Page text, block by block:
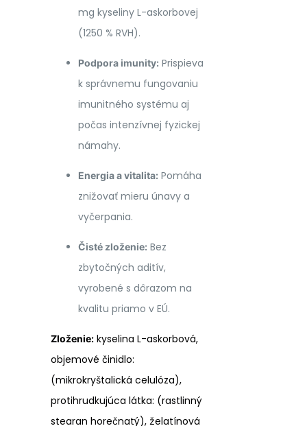
mg kyseliny L-askorbovej
(1250 % RVH).
Podpora imunity: Prispieva
k správnemu fungovaniu
imunitného systému aj
počas intenzívnej fyzickej
námahy.
Energia a vitalita: Pomáha
znižovať mieru únavy a
vyčerpania.
Čisté zloženie: Bez
zbytočných aditív,
vyrobené s dôrazom na
kvalitu priamo v EÚ.
Zloženie: kyselina L-askorbová,
objemové činidlo:
(mikrokryštalická celulóza),
protihrudkujúca látka: (rastlinný
stearan horečnatý), želatínová